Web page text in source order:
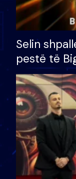
Selin
pestë të
çmimin e